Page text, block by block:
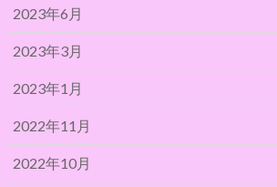
2023年6月
2023年3月
2023年1月
2022年11月
2022年10月